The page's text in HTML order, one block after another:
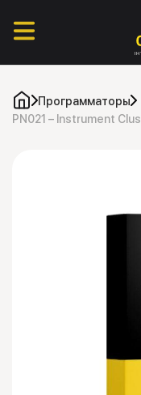
Программаторы
PN021 – Instrument